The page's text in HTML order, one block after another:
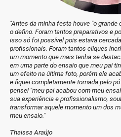
"Antes da minha festa houve "o grande
o defino. Foram tantos preparativos e
isso só foi possível pois estava
profissionais. Foram tantos cliques
um momento que mais tenha se
em uma parte do ensaio que meu pai
um efeito na última foto, porém ele
e fiquei completamente tomada pelo
pensei "meu pai acabou com meu
sua experiência e profissionalismo,
transformar aquele momento um dos
meu ensaio."
Thaissa Araújo